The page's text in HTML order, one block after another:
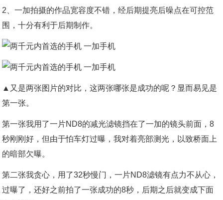
2、一加拍摄的作品宽容度不错，经后期提亮后噪点在可控范
围，十分有利于后期制作。
▲又是两张图片的对比，这两张哪张是成功的呢？显而易见是
第一张。
第一张我用了一片ND8的减光滤镜挡在了一加的镜头前面，8
秒刚刚好，但由于怕车灯过曝，我对着亮部测光，以致桥面上
的暗部欠曝。
第二张我贪心，用了32秒慢门，一片ND8滤镜有点力不从心，
过曝了，还好之前拍了一张成功的8秒，后期之后就变成下面